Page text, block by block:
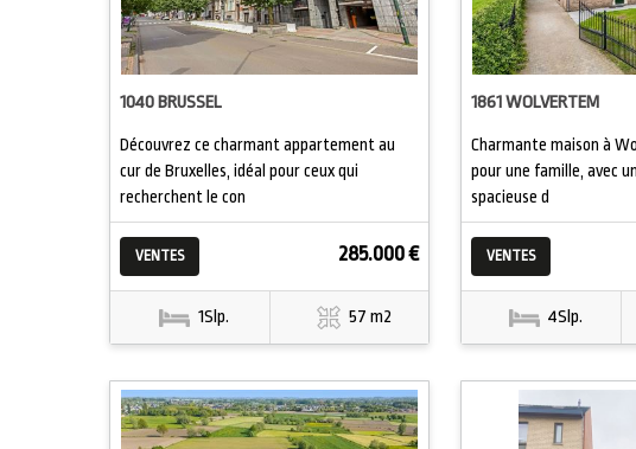
1040 BRUSSEL
Découvrez ce charmant appartement au
cur de Bruxelles, idéal pour ceux qui
recherchent le con
VENTES 285.000 €
1Slp. 57 m2
1861 WOLVERTEM
Charmante maison à
pour une famille, avec
spacieuse d
VENTES
4Slp.